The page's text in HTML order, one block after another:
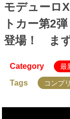
モデューロ
トカー第2
登場！ ま
Category 最
Tags コンプ